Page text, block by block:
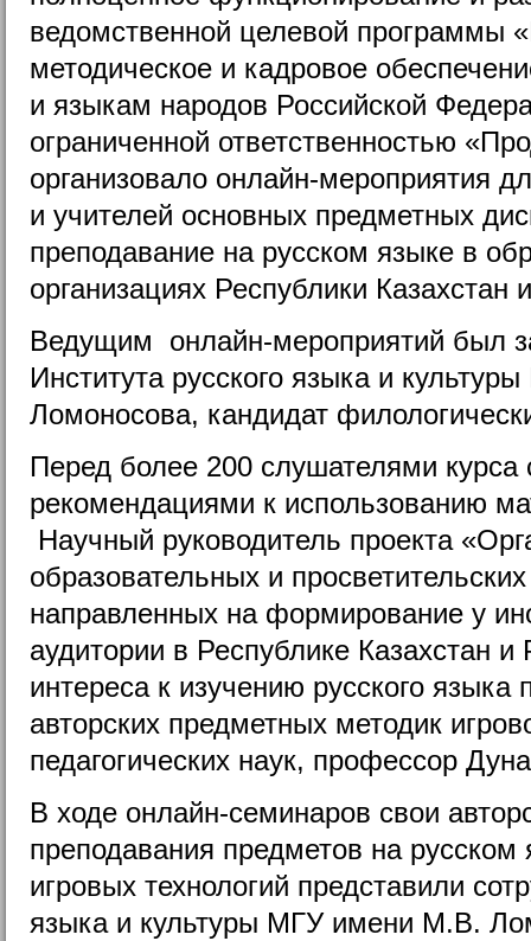
ведомственной целевой программы
методическое и кадровое
и языкам народов Российской
ограниченной ответственностью
организовало онлайн-мероприятия
и учителей основных предметных
преподавание на русском языке в
организациях Республики
Ведущим онлайн-мероприятий был
Института русского языка и
Ломоносова, кандидат
Перед более 200 слушателями курса
рекомендациями к использованию
Научный руководитель проекта
образовательных и
направленных на формирование у
аудитории в Республике Казахстан
интереса к изучению русского
авторских предметных методик
педагогических наук, профессор
В ходе онлайн-семинаров свои
преподавания предметов на
игровых технологий представили
языка и культуры МГУ имени М.В.